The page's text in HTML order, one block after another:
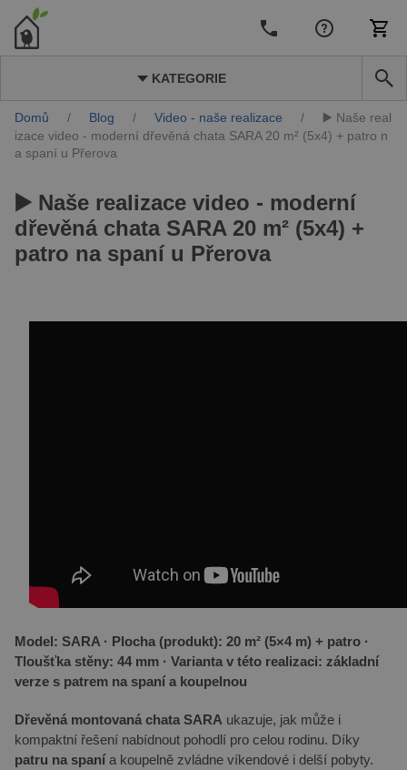
KATEGORIE
Domů / Blog / Video - naše realizace /
▶️ Naše real
izace video - moderní dřevěná chata SARA 20 m² (5x4) + patro n
a spaní u Přerova
▶️ Naše realizace video - moderní
dřevěná chata SARA 20 m² (5x4) +
patro na spaní u Přerova
Model: SARA · Plocha (produkt): 20 m² (5×4 m) + patro ·
Tloušťka stěny: 44 mm · Varianta v této realizaci: základní
verze s patrem na spaní a koupelnou
Dřevěná montovaná chata SARA ukazuje, jak může i
kompaktní řešení nabídnout pohodlí pro celou rodinu. Díky
patru na spanía koupelně zvládne víkendové i delší pobyty.